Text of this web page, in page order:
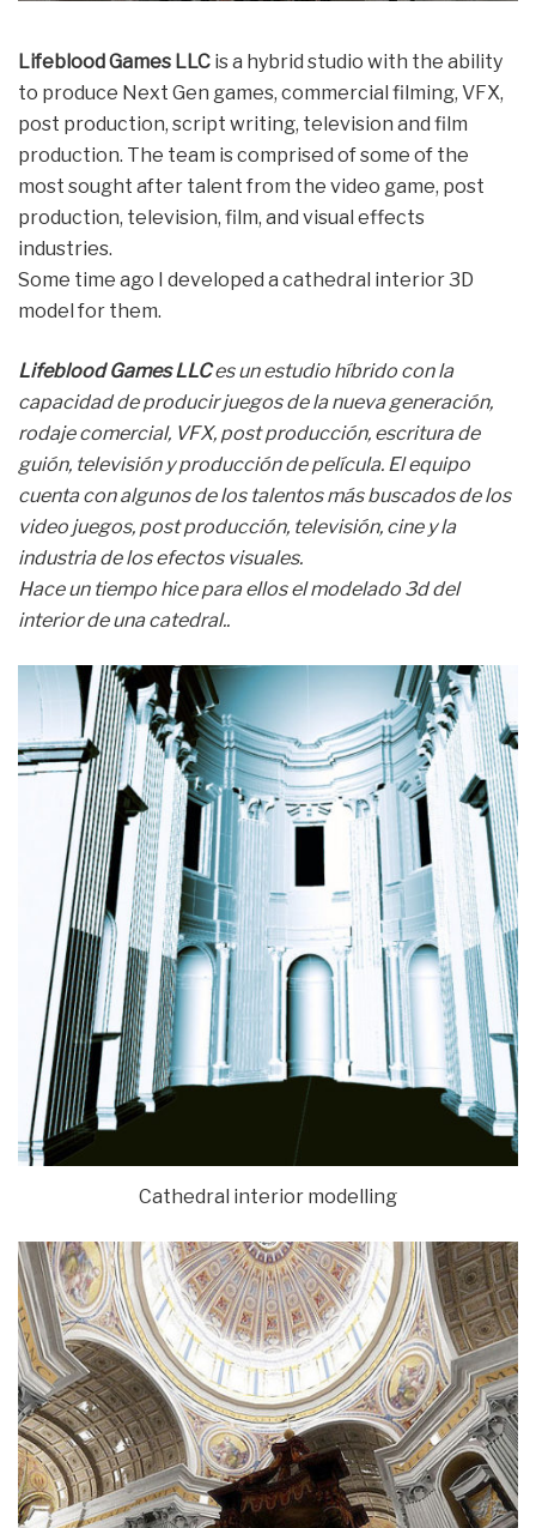
Lifeblood Games LLC is a hybrid studio with the ability
to produce Next Gen games, commercial filming, VFX,
post production, script writing, television and film
production. The team is comprised of some of the
most sought after talent from the video game, post
production, television, film, and visual effects
industries.
Some time ago I developed a cathedral interior 3D
model for them.
Lifeblood Games LLCes un estudio híbrido con la
capacidad de producir juegos de la nueva generación,
rodaje comercial, VFX, post producción, escritura de
guión, televisión y producción de película. El equipo
cuenta con algunos de los talentos más buscados de los
video juegos, post producción, televisión, cine y la
industria de los efectos visuales.
Hace un tiempo hice para ellos el modelado 3d del
interior de una catedral..
Cathedral interior modelling